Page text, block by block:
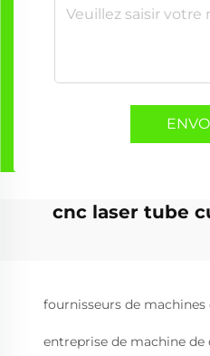
cnc laser tube
fournisseurs de machines
entreprise de machine de